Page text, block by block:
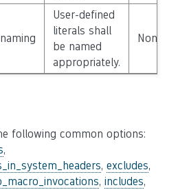
User-defined
literals shall
be named
appropriately.
None
following common options:
,
, excludes,
, includes,